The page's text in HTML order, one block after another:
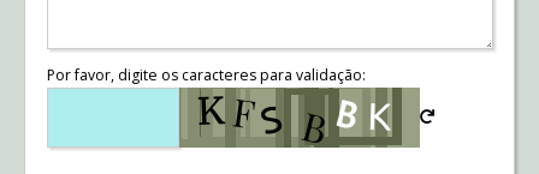
Por favor, digite os caracteres para validação: